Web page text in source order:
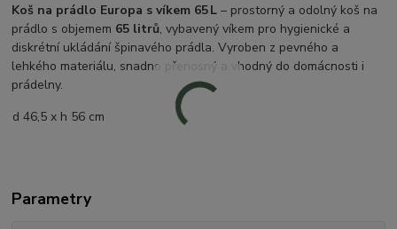
Koš na prádlo Europa s víkem 65 L – prostorný a odolný koš na
prádlo s objemem 65 litrů, vybavený víkem pro hygienické a
diskrétní ukládání špinavého prádla. Vyroben z pevného a
lehkého materiálu, snadno přenosný a vhodný do domácnosti i
prádelny.
d 46,5 x h 56 cm
Parametry